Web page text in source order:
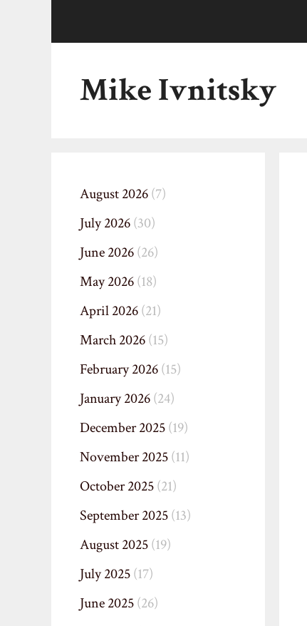
Mike Ivnitsky
August 2026(7)
July 2026(30)
June 2026(26)
May 2026(18)
April 2026(21)
March 2026(15)
February 2026(15)
January 2026(24)
December 2025(19)
November 2025(11)
October 2025(21)
September 2025(13)
August 2025(19)
July 2025(17)
June 2025(26)